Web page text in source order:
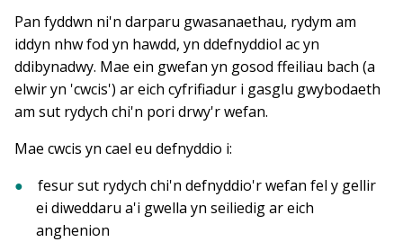
Pan fyddwn ni'n darparu gwasanaethau, rydym am
iddyn nhw fod yn hawdd, yn ddefnyddiol ac yn
ddibynadwy. Mae ein gwefan yn gosod ffeiliau bach (a
elwir yn 'cwcis') ar eich cyfrifiadur i gasglu gwybodaeth
am sut rydych chi'n pori drwy'r wefan.
Mae cwcis yn cael eu defnyddio i:
fesur sut rydych chi'n defnyddio'r wefan fel y gellir
ei diweddaru a'i gwella yn seiliedig ar eich
anghenion